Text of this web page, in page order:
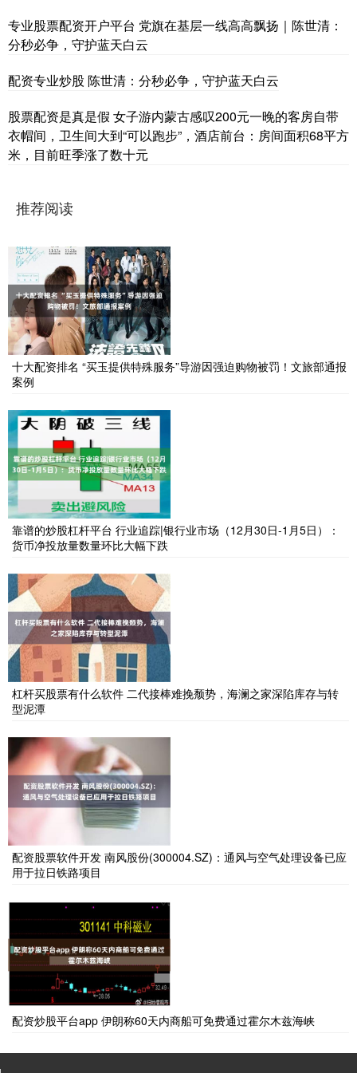
专业股票配资开户平台 党旗在基层一线高高飘扬｜陈世清：
分秒必争，守护蓝天白云
配资专业炒股 陈世清：分秒必争，守护蓝天白云
股票配资是真是假 女子游内蒙古感叹200元一晚的客房自带
衣帽间，卫生间大到“可以跑步”，酒店前台：房间面积68平方
米，目前旺季涨了数十元
推荐阅读
十大配资排名 “买玉提供特殊服务”导游因强迫购物被罚！文旅部通报
案例
靠谱的炒股杠杆平台 行业追踪|银行业市场（12月30日-1月5日）：
货币净投放量数量环比大幅下跌
杠杆买股票有什么软件 二代接棒难挽颓势，海澜之家深陷库存与转
型泥潭
配资股票软件开发 南风股份(300004.SZ)：通风与空气处理设备已应
用于拉日铁路项目
配资炒股平台app 伊朗称60天内商船可免费通过霍尔木兹海峡